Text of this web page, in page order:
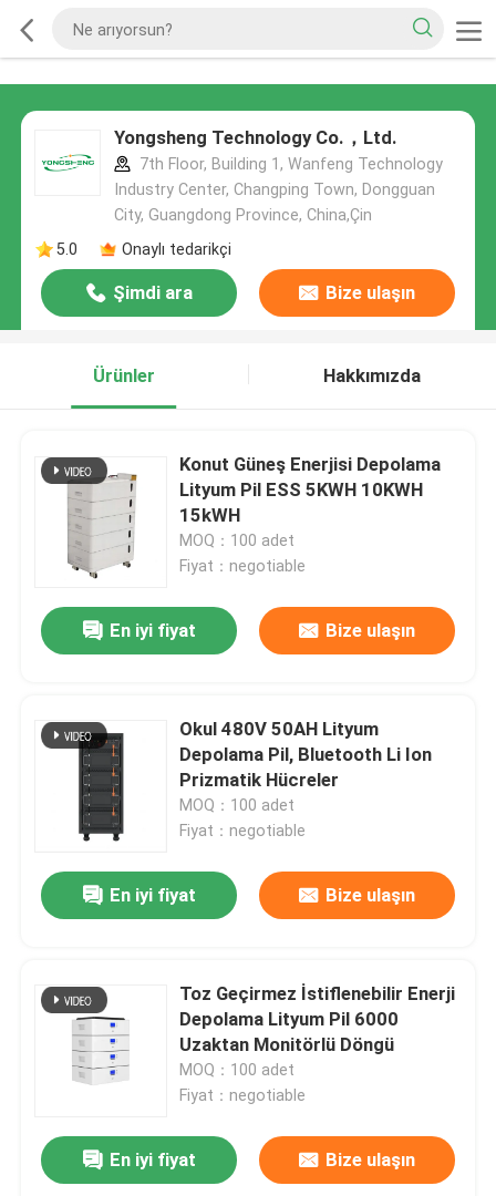
Yongsheng Technology Co.，Ltd.
7th Floor, Building 1, Wanfeng Technology
Industry Center, Changping Town, Dongguan
City, Guangdong Province, China,Çin
5.0
Onaylı tedarikçi
Şimdi ara Bize ulaşın
Ürünler Hakkımızda
Konut Güneş Enerjisi Depolama
Lityum Pil ESS 5KWH 10KWH
15kWH
MOQ：100 adet
Fiyat：negotiable
En iyi fiyat Bize ulaşın
Okul 480V 50AH Lityum
Depolama Pil, Bluetooth Li Ion
Prizmatik Hücreler
MOQ：100 adet
Fiyat：negotiable
En iyi fiyat Bize ulaşın
Toz Geçirmez İstiflenebilir Enerji
Depolama Lityum Pil 6000
Uzaktan Monitörlü Döngü
MOQ：100 adet
Fiyat：negotiable
En iyi fiyat Bize ulaşın